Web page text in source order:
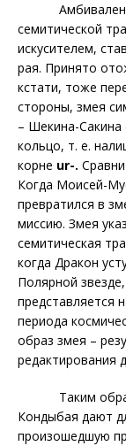
семитической
искусителем,
рая. Принято
кстати, тоже
стороны, змея
– Шекина-Сакина
кольцо, т. е.
корне ur-.
Когда Моисей-
превратился в
миссию. Змея
семитическая
когда Дракон
Полярной
представляется
периода
образ змея –
редактирования
Таким
Кондыбая дают
произошедшую